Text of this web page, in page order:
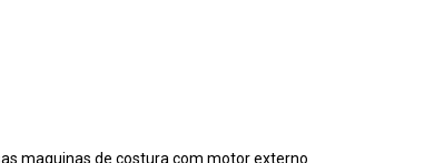
maquinas de costura com motor externo